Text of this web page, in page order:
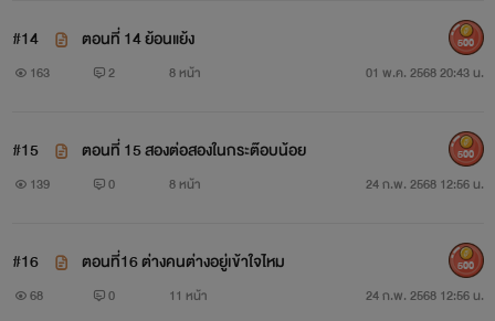
#14 ตอนที่ 14 ย้อนแย้ง
163 2 8 หน้า 01 พ.ค. 2568 20:43 น.
500
#15 ตอนที่ 15 สองต่อสองในกระต๊อบน้อย
139 0 8 หน้า 24 ก.พ. 2568 12:56 น.
500
#16 ตอนที่16 ต่างคนต่างอยู่เข้าใจไหม
68 0 11 หน้า 24 ก.พ. 2568 12:56 น.
500